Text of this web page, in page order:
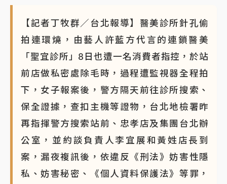
【記者丁牧群／台北報導】醫美診所針孔偷
拍連環燒，由藝人許藍方代言的連鎖醫美
「聖宜診所」8日也遭一名消費者指控，於站
前店做私密處除毛時，過程遭監視器全程拍
下，女子報案後，警方隔天前往診所搜索、
保全證據，查扣主機等證物，台北地檢署昨
再指揮警方搜索站前、忠孝店及集團台北辦
公室，並約談負責人李宜展和黃姓店長到
案，漏夜複訊後，依違反《刑法》妨害性隱
私、妨害秘密、《個人資料保護法》等罪，